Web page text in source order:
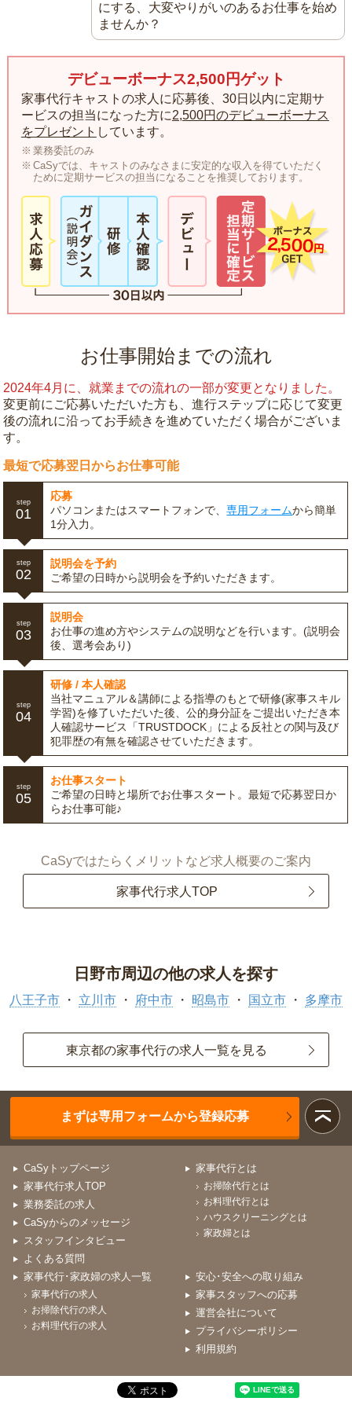
にする、大変やりがいのあるお仕事を始め
ませんか？
デビューボーナス2,500円ゲット
家事代行キャストの求人に応募後、30日以内に定期サ
ービスの担当になった方に2,500円のデビューボーナス
をプレゼント しています。
業務委託のみ
CaSyでは、キャストのみなさまに安定的な収入を得ていただく
ために定期サービスの担当になることを推奨しております。
お仕事開始までの流れ
2024年4月に、就業までの流れの一部が変更となりました。
変更前にご応募いただいた方も、進行ステップに応じて変更
後の流れに沿ってお手続きを進めていただく場合がございま
す。
最短で応募翌日からお仕事可能
step
01
応募
パソコンまたはスマートフォンで、専用フォームから簡単
1分入力。
step
02
説明会を予約
ご希望の日時から説明会を予約いただきます。
step
03
説明会
お仕事の進め方やシステムの説明などを行います。(説明会
後、選考会あり)
step
04
研修 / 本人確認
当社マニュアル＆講師による指導のもとで研修(家事スキル
学習)を修了いただいた後、公的身分証をご提出いただき本
人確認サービス「TRUSTDOCK」による反社との関与及び
犯罪歴の有無を確認させていただきます。
step
05
お仕事スタート
ご希望の日時と場所でお仕事スタート。最短で応募翌日か
らお仕事可能♪
CaSyではたらくメリットなど求人概要のご案内
家事代行求人TOP
日野市周辺の他の求人を探す
八王子市 立川市 府中市 昭島市 国立市 多摩市
東京都の家事代行の求人一覧を見る
まずは専用フォームから登録応募
CaSyトップページ
家事代行求人TOP
業務委託の求人
CaSyからのメッセージ
スタッフインタビュー
よくある質問
家事代行とは
お掃除代行とは
お料理代行とは
ハウスクリーニングとは
家政婦とは
家事代行･家政婦の求人一覧
家事代行の求人
お掃除代行の求人
お料理代行の求人
安心･安全への取り組み
家事スタッフへの応募
運営会社について
プライバシーポリシー
利用規約